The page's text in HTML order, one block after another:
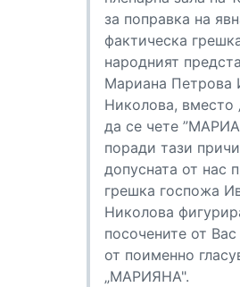
за поправка на
фактическа
народният
Мариана Петрова
Николова,
да се чете
поради тази
допусната от нас
грешка госпожа
Николова
посочените от Вас
от поименно
„МАРИЯНА".